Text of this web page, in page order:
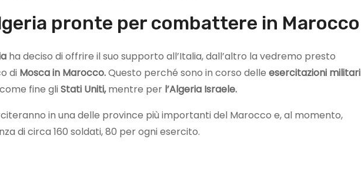
pronte per combattere in Marocco
ha deciso di offrire il suo supporto all’Italia, dall’altro la vedremo presto
di Mosca in Marocco.Questo perché sono in corso delle esercitazioni militari
fine gliStati Uniti,mentre per l’Algeria Israele.
in una delle province più importanti del Marocco e, al momento,
di circa 160 soldati, 80 per ogni esercito.